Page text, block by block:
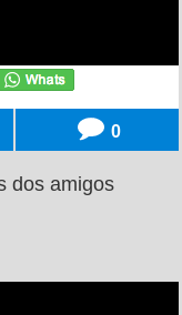
0
dos amigos